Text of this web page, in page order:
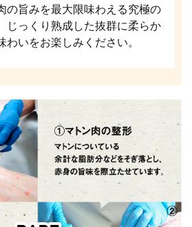
の旨みを最大限味わえる究極の
じっくり熟成した抜群に柔らか
わいをお楽しみください。